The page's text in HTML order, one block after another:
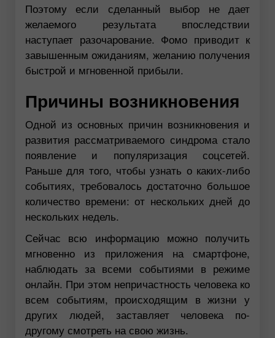
Поэтому если сделанный выбор не дает
желаемого результата впоследствии
наступает разочарование. Фомо приводит к
завышенным ожиданиям, желанию получения
быстрой и мгновенной прибыли.
Причины возникновения
Одной из основных причин возникновения и
развития рассматриваемого синдрома стало
появление и популяризация соцсетей.
Раньше для того, чтобы узнать о каких-либо
событиях, требовалось достаточно большое
количество времени: от нескольких дней до
нескольких недель.
Сейчас всю информацию можно получить
мгновенно из приложения на смартфоне,
наблюдать за всеми событиями в режиме
онлайн. При этом непричастность человека ко
всем событиям, происходящим в жизни у
других людей, заставляет человека по-
другому смотреть на свою жизнь.